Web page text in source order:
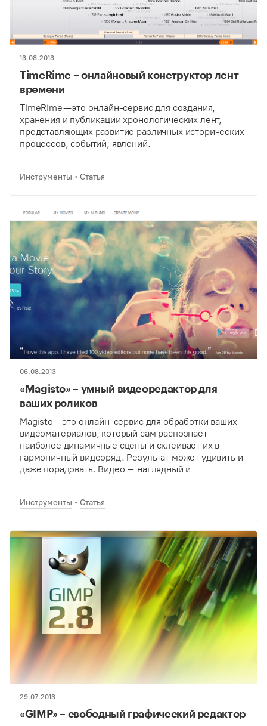
13.08.2013
TimeRime – онлайновый конструктор лент
времени
TimeRime — это онлайн-сервис для создания,
хранения и публикации хронологических лент,
представляющих развитие различных исторических
процессов, событий, явлений.
Инструменты Статья
06.08.2013
«Magisto» – умный видеоредактор для
ваших роликов
Magisto — это онлайн-сервис для обработки ваших
видеоматериалов, который сам распознает
наиболее динамичные сцены и склеивает их в
гармоничный видеоряд. Результат может удивить и
даже порадовать. Видео – наглядный и
Инструменты Статья
29.07.2013
«GIMP» – свободный графический редактор